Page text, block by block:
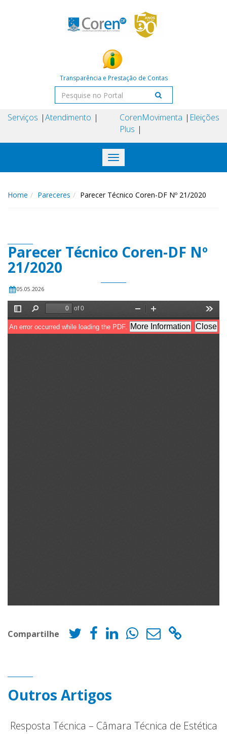
Transparência e Prestação de Contas
Serviços Atendimento
Coren
Plus
Movimenta Eleições
Toggle
navigation
Home Pareceres Parecer Técnico Coren-DF Nº 21/2020
Parecer Técnico Coren-DF Nº
21/2020
05.05.2026
Compartilhe
Outros Artigos
Resposta Técnica – Câmara Técnica de Estética